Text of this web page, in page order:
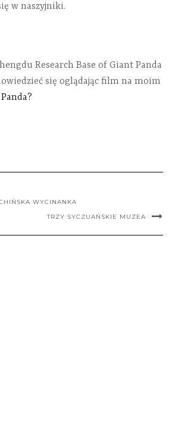
w naszyjniki.
Research Base of Giant Panda
się oglądając film na moim
WYCINANKA
TRZY SYCZUAŃSKIE MUZEA